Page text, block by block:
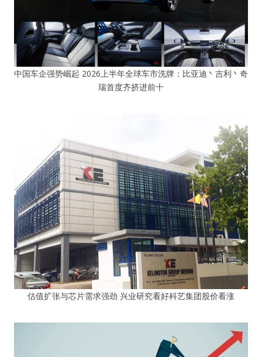
中国车企强势崛起 2026上半年全球车市洗牌：比亚迪丶吉利丶奇
瑞首度齐挤进前十
估值扩张与芯片需求强劲 兴业研究看好科艺集团股价看涨